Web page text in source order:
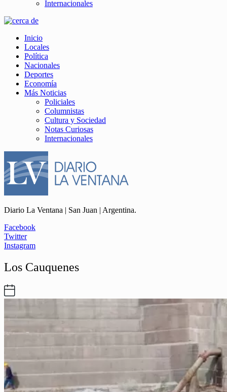
Internacionales
Inicio
Locales
Política
Nacionales
Deportes
Economía
Más Noticias
Policiales
Columnistas
Cultura y Sociedad
Notas Curiosas
Internacionales
Diario La Ventana | San Juan | Argentina.
Facebook
Twitter
Instagram
Los Cauquenes